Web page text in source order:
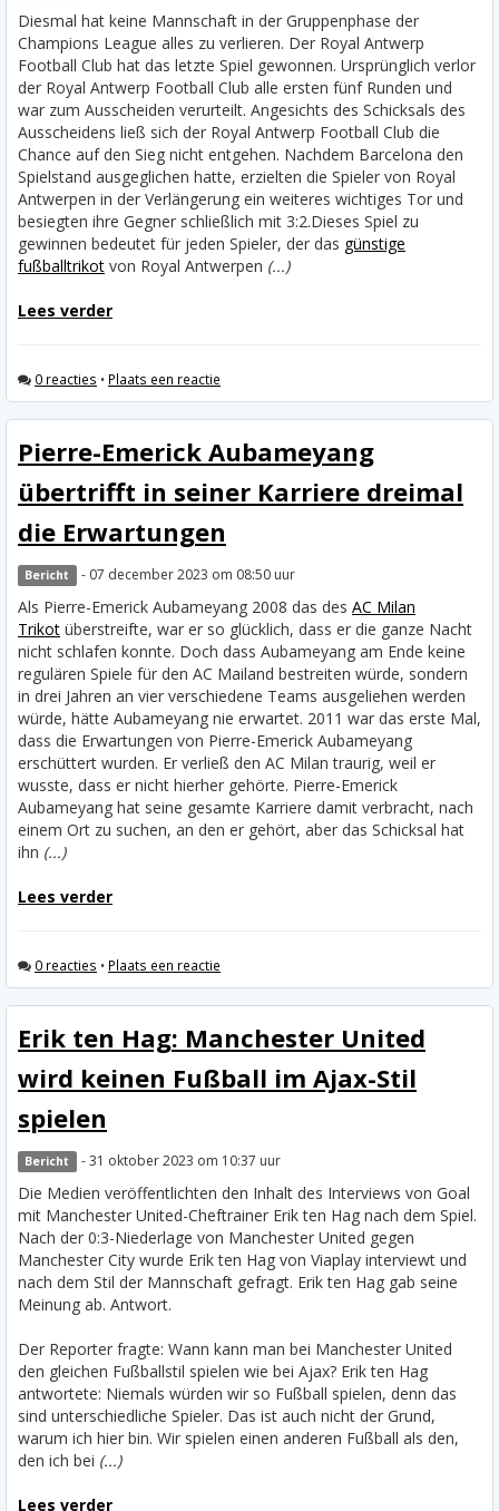
Diesmal hat keine Mannschaft in der Gruppenphase der
Champions League alles zu verlieren. Der Royal Antwerp
Football Club hat das letzte Spiel gewonnen. Ursprünglich verlor
der Royal Antwerp Football Club alle ersten fünf Runden und
war zum Ausscheiden verurteilt. Angesichts des Schicksals des
Ausscheidens ließ sich der Royal Antwerp Football Club die
Chance auf den Sieg nicht entgehen. Nachdem Barcelona den
Spielstand ausgeglichen hatte, erzielten die Spieler von Royal
Antwerpen in der Verlängerung ein weiteres wichtiges Tor und
besiegten ihre Gegner schließlich mit 3:2.Dieses Spiel zu
gewinnen bedeutet für jeden Spieler, der das günstige
fußballtrikot von Royal Antwerpen (...)
Lees verder
0 reacties • Plaats een reactie
Pierre-Emerick Aubameyang
übertrifft in seiner Karriere dreimal
die Erwartungen
Bericht - 07 december 2023 om 08:50 uur
Als Pierre-Emerick Aubameyang 2008 das des AC Milan
Trikot überstreifte, war er so glücklich, dass er die ganze Nacht
nicht schlafen konnte. Doch dass Aubameyang am Ende keine
regulären Spiele für den AC Mailand bestreiten würde, sondern
in drei Jahren an vier verschiedene Teams ausgeliehen werden
würde, hätte Aubameyang nie erwartet. 2011 war das erste Mal,
dass die Erwartungen von Pierre-Emerick Aubameyang
erschüttert wurden. Er verließ den AC Milan traurig, weil er
wusste, dass er nicht hierher gehörte. Pierre-Emerick
Aubameyang hat seine gesamte Karriere damit verbracht, nach
einem Ort zu suchen, an den er gehört, aber das Schicksal hat
ihn (...)
Lees verder
0 reacties • Plaats een reactie
Erik ten Hag: Manchester United
wird keinen Fußball im Ajax-Stil
spielen
Bericht - 31 oktober 2023 om 10:37 uur
Die Medien veröffentlichten den Inhalt des Interviews von Goal
mit Manchester United-Cheftrainer Erik ten Hag nach dem Spiel.
Nach der 0:3-Niederlage von Manchester United gegen
Manchester City wurde Erik ten Hag von Viaplay interviewt und
nach dem Stil der Mannschaft gefragt. Erik ten Hag gab seine
Meinung ab. Antwort.
Der Reporter fragte: Wann kann man bei Manchester United
den gleichen Fußballstil spielen wie bei Ajax? Erik ten Hag
antwortete: Niemals würden wir so Fußball spielen, denn das
sind unterschiedliche Spieler. Das ist auch nicht der Grund,
warum ich hier bin. Wir spielen einen anderen Fußball als den,
den ich bei (...)
Lees verder